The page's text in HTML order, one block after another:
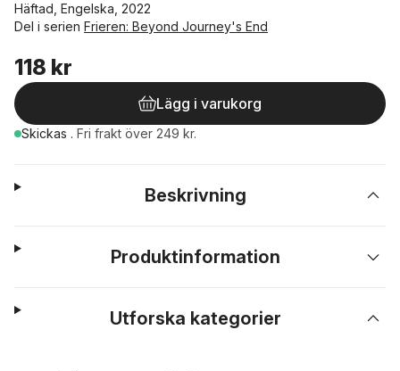
Häftad, Engelska, 2022
Del i serien Frieren: Beyond Journey's End
118 kr
Lägg i varukorg
Skickas . Fri frakt över 249 kr.
Beskrivning
Produktinformation
Utforska kategorier